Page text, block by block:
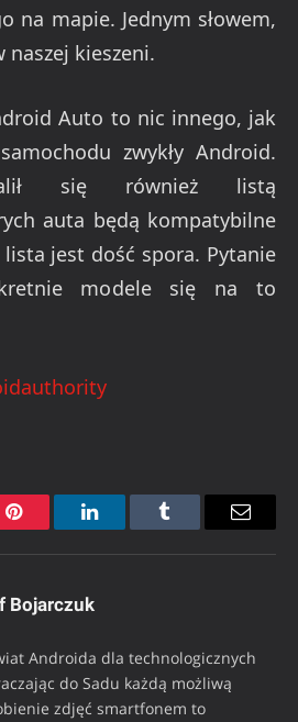
na mapie. Jednym słowem,
kieszeni.
Auto to nic innego, jak
zwykły Android.
się również listą
auta będą kompatybilne
jest dość spora. Pytanie
modele się na to
Pinterest LinkedInTumblr Email
Bojarczuk
Androida dla technologicznych
do Sadu każdą możliwą
zdjęć smartfonem to